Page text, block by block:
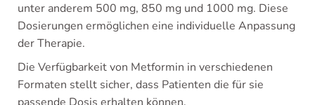
unter anderem 500 mg, 850 mg und 1000 mg. Diese
Dosierungen ermöglichen eine individuelle Anpassung
der Therapie.
Die Verfügbarkeit von Metformin in verschiedenen
Formaten stellt sicher, dass Patienten die für sie